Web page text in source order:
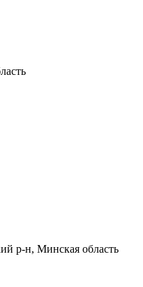
р-н, Минская область